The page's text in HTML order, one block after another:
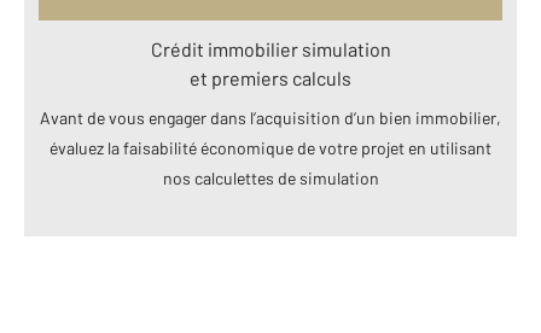
Crédit immobilier simulation
et premiers calculs
Avant de vous engager dans l’acquisition d’un bien immobilier,
évaluez la faisabilité économique de votre projet en utilisant
nos calculettes de simulation